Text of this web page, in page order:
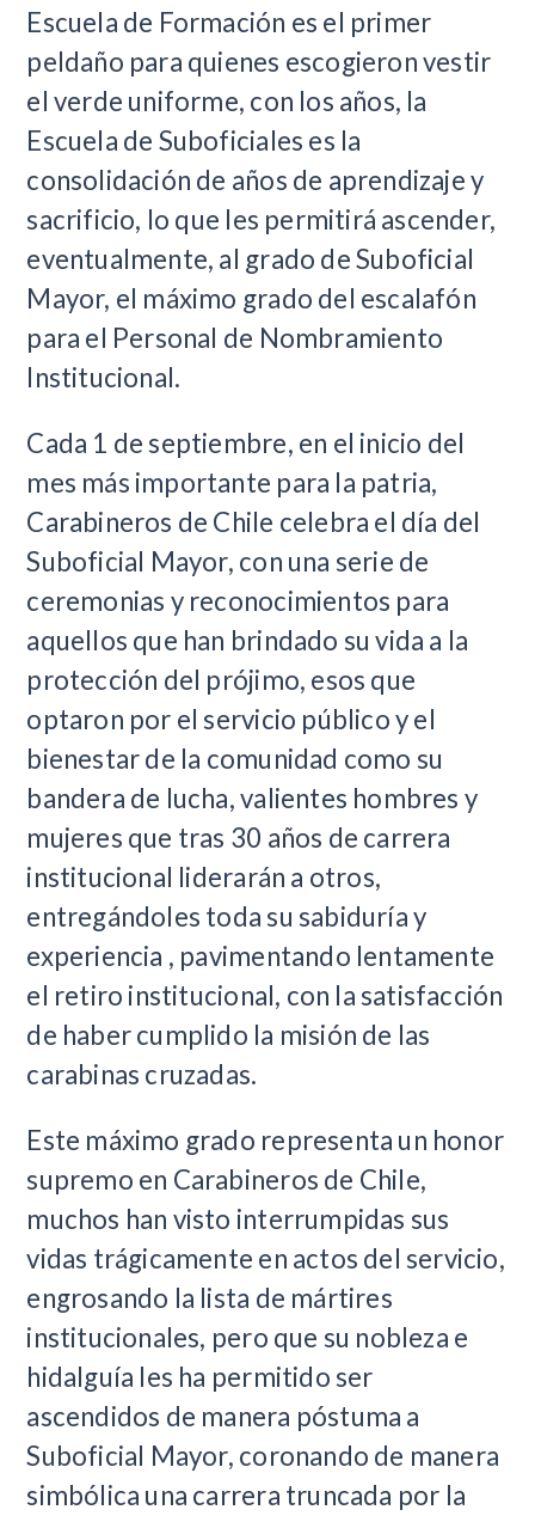
Escuela de Formación es el primer
peldaño para quienes escogieron vestir
el verde uniforme, con los años, la
Escuela de Suboficiales es la
consolidación de años de aprendizaje y
sacrificio, lo que les permitirá ascender,
eventualmente, al grado de Suboficial
Mayor, el máximo grado del escalafón
para el Personal de Nombramiento
Institucional.
Cada 1 de septiembre, en el inicio del
mes más importante para la patria,
Carabineros de Chile celebra el día del
Suboficial Mayor, con una serie de
ceremonias y reconocimientos para
aquellos que han brindado su vida a la
protección del prójimo, esos que
optaron por el servicio público y el
bienestar de la comunidad como su
bandera de lucha, valientes hombres y
mujeres que tras 30 años de carrera
institucional liderarán a otros,
entregándoles toda su sabiduría y
experiencia , pavimentando lentamente
el retiro institucional, con la satisfacción
de haber cumplido la misión de las
carabinas cruzadas.
Este máximo grado representa un honor
supremo en Carabineros de Chile,
muchos han visto interrumpidas sus
vidas trágicamente en actos del servicio,
engrosando la lista de mártires
institucionales, pero que su nobleza e
hidalguía les ha permitido ser
ascendidos de manera póstuma a
Suboficial Mayor, coronando de manera
simbólica una carrera truncada por la